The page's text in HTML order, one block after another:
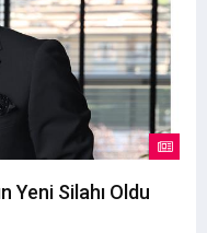
Yeni Silahı Oldu